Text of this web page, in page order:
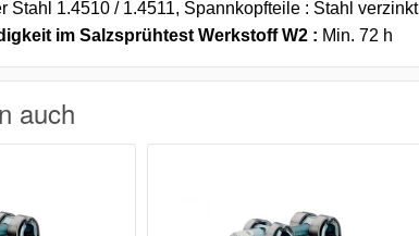
Stahl 1.4510 / 1.4511, Spannkopfteile : Stahl verzinkt
im Salzsprühtest Werkstoff W2 : Min. 72 h
auch